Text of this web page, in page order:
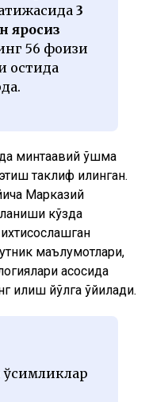
3
56 фоизи
остида
минтақавий қўшма
таклиф қилинган.
Марказий
кўзда
маълумотлари,
асосида
қилиш йўлга қўйилади.
ўсимликлар